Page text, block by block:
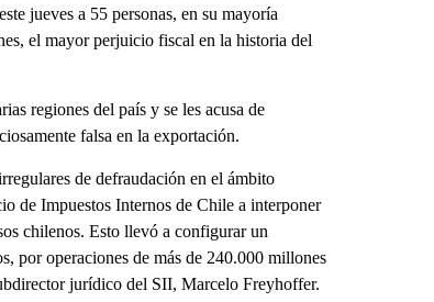
jueves a 55 personas, en su mayoría
el mayor perjuicio fiscal en la historia del
regiones del país y se les acusa de
falsa en la exportación.
de defraudación en el ámbito
de Impuestos Internos de Chile a interponer
chilenos. Esto llevó a configurar un
por operaciones de más de 240.000 millones
jurídico del SII, Marcelo Freyhoffer.